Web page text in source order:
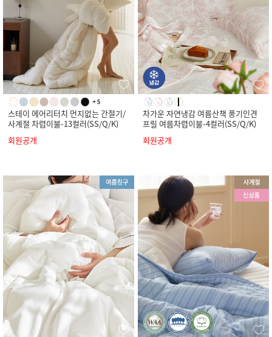
스테이 에어리터치 먼지없는 간절기/
사계절 차렵이불-13컬러(SS/Q/K)
회원공개
차가운 자연냉감 여름산책 풍기인견
프릴 여름차렵이불-4컬러(SS/Q/K)
회원공개